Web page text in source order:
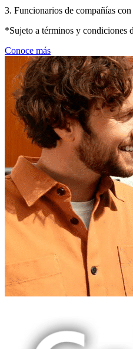
3. Funcionarios de compañías
*Sujeto a términos y condiciones
Conoce más